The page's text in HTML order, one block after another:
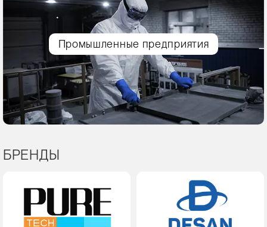
Промышленные предприятия
БРЕНДЫ